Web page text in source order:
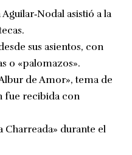
asistió a la
sus asientos, con
o «palomazos».
de Amor», tema de
fue recibida con
Charreada» durante el